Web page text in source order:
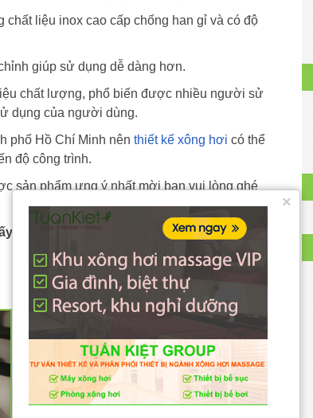
×
liệu inox cao cấp chống han gỉ và có độ
giúp sử dụng dễ dàng hơn.
chất lượng, phổ biến được nhiều người sử
dụng của người dùng.
phố Hồ Chí Minh nên thiết kế xông hơi có thể
độ công trình.
sản phẩm ưng ý nhất mời bạn vui lòng ghé
Hà Nội